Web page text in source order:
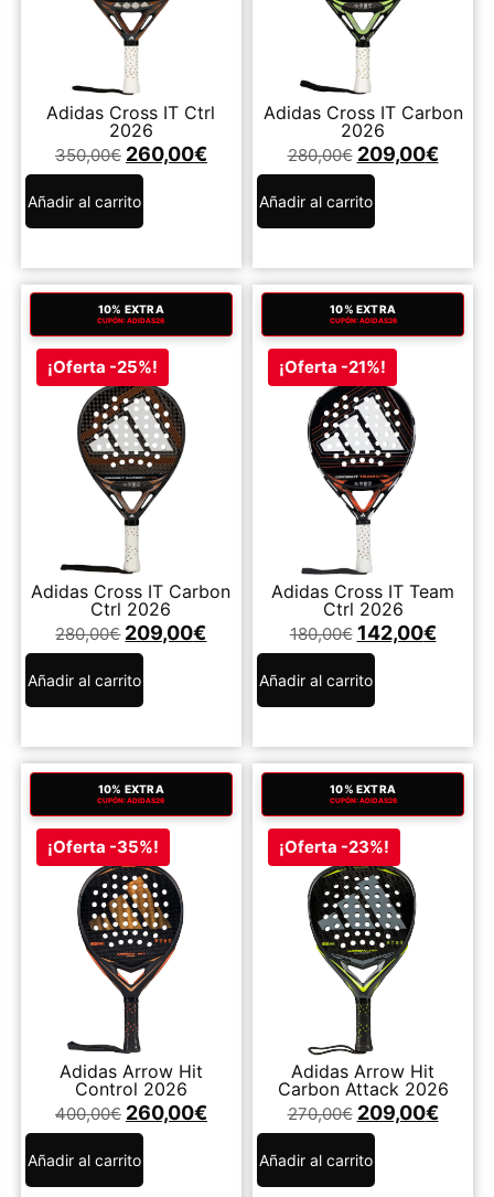
Adidas Cross IT Ctrl
2026
350,00€ 260,00€
Añadir al carrito
Adidas Cross IT Carbon
2026
280,00€ 209,00€
Añadir al carrito
10% EXTRA
CUPÓN: ADIDAS26
¡Oferta -25%!
Adidas Cross IT Carbon
Ctrl 2026
280,00€ 209,00€
Añadir al carrito
10% EXTRA
CUPÓN: ADIDAS26
¡Oferta -21%!
Adidas Cross IT Team
Ctrl 2026
180,00€ 142,00€
Añadir al carrito
10% EXTRA
CUPÓN: ADIDAS26
¡Oferta -35%!
Adidas Arrow Hit
Control 2026
400,00€ 260,00€
Añadir al carrito
10% EXTRA
CUPÓN: ADIDAS26
¡Oferta -23%!
Adidas Arrow Hit
Carbon Attack 2026
270,00€ 209,00€
Añadir al carrito